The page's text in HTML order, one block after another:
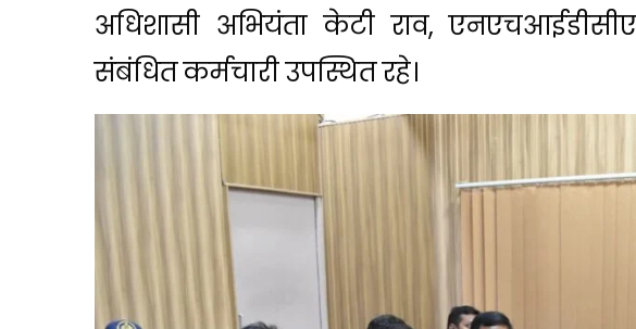
अधिशासी अभियंता केटी राव,
संबंधित कर्मचारी उपस्थित रहे।